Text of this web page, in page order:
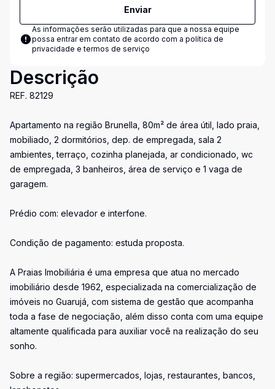
Enviar
As informações serão utilizadas para que a nossa equipe
possa entrar em contato de acordo com a política de
privacidade e termos de serviço
Descrição
REF. 82129
Apartamento na região Brunella, 80m² de área útil, lado praia,
mobiliado, 2 dormitórios, dep. de empregada, sala 2
ambientes, terraço, cozinha planejada, ar condicionado, wc
de empregada, 3 banheiros, área de serviço e 1 vaga de
garagem.
Prédio com: elevador e interfone.
Condição de pagamento: estuda proposta.
A Praias Imobiliária é uma empresa que atua no mercado
imobiliário desde 1962, especializada na comercialização de
imóveis no Guarujá, com sistema de gestão que acompanha
toda a fase de negociação, além disso conta com uma equipe
altamente qualificada para auxiliar você na realização do seu
sonho.
Sobre a região: supermercados, lojas, restaurantes, bancos,